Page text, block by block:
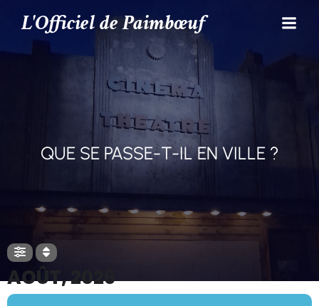
L'Officiel de Paimbœuf
QUE SE PASSE-T-IL EN VILLE ?
AOÛT, 2026